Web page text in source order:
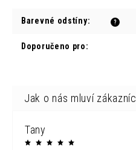
?
Barevné odstíny:
Doporučeno pro:
Tany